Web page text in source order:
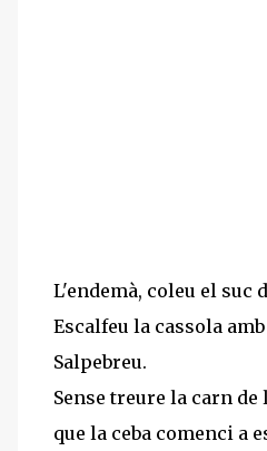
L'endemà, coleu el suc
Escalfeu la cassola
Salpebreu.
Sense treure la carn
que la ceba comenci a